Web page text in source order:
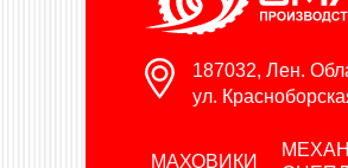
187032, Лен.
ул.
МАХОВИКИ